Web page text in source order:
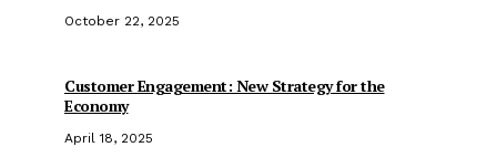
October 22, 2025
Customer Engagement: New Strategy for the
Economy
April 18, 2025